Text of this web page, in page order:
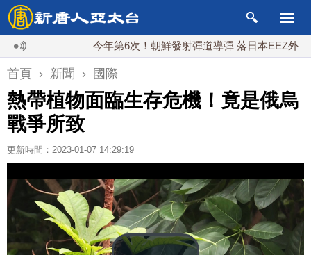
今年第6次！朝鮮發射彈道導彈 落日本EEZ外 紅
首頁 › 新聞 › 國際
熱帶植物面臨生存危機！竟是俄烏
戰爭所致
更新時間：2023-01-07 14:29:19